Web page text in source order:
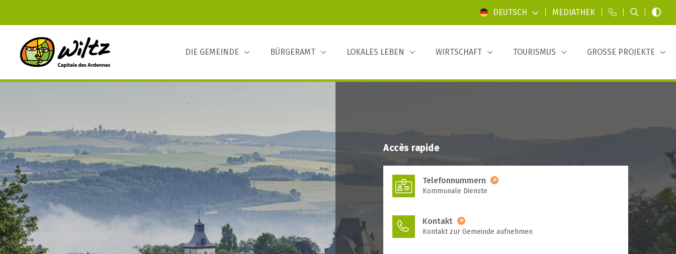
DEUTSCH MEDIATHEK
DIE GEMEINDE BÜRGERAMT LOKALES LEBEN WIRTSCHAFT TOURISMUS GROSSE PROJEKTE
Accès rapide
Telefonnummern
Kommunale Dienste
Kontakt
Kontakt zur Gemeinde aufnehmen